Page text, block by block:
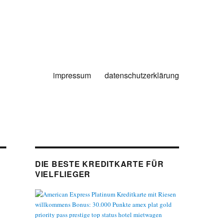
impressum datenschutzerklärung
DIE BESTE KREDITKARTE FÜR
VIELFLIEGER